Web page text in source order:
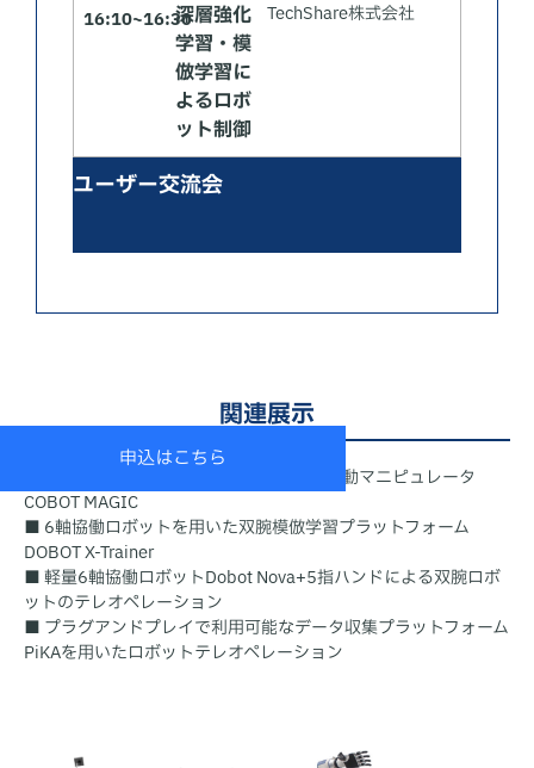
16:10~16:30深層強化
学習・模
倣学習に
よるロボ
ット制御
TechShare株式会社
ユーザー交流会
関連展示
オープンソースの完全遠隔操作の双腕移動マニピュレータ
COBOT MAGIC
■ 6軸協働ロボットを用いた双腕模倣学習プラットフォーム
DOBOT X-Trainer
■ 軽量6軸協働ロボットDobot Nova+5指ハンドによる双腕ロボ
ットのテレオペレーション
■ プラグアンドプレイで利用可能なデータ収集プラットフォーム
PiKAを用いたロボットテレオペレーション
申込はこちら